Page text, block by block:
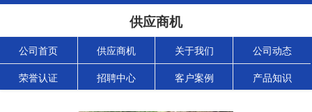
供应商机
公司首页 供应商机 关于我们 公司动态
荣誉认证 招聘中心 客户案例 产品知识